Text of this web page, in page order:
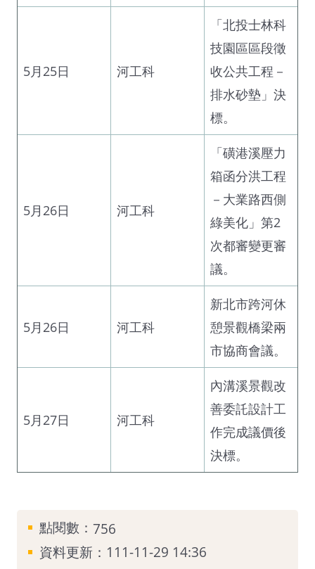
5月25日 河工科
「北投士林科
技園區區段徵
收公共工程－
排水砂墊」決
標。
5月26日 河工科
「磺港溪壓力
箱函分洪工程
－大業路西側
綠美化」第2
次都審變更審
議。
5月26日 河工科
新北市跨河休
憩景觀橋梁兩
市協商會議。
5月27日 河工科
內溝溪景觀改
善委託設計工
作完成議價後
決標。
點閱數： 756
資料更新：111-11-29 14:36